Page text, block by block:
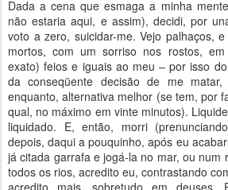
Dada a cena que esmaga a minha
não estaria aqui, e assim), decidi, por
voto a zero, suicidar-me. Vejo palhaços,
mortos, com um sorriso nos rostos,
exato) feios e iguais ao meu – por isso
da conseqüente decisão de me
enquanto, alternativa melhor (se tem, por
qual, no máximo em vinte minutos).
liquidado. E, então, morri
depois, daqui a pouquinho, após eu
já citada garrafa e jogá-la no mar, ou num
todos os rios, acredito eu, contrastando
acredito mais, sobretudo em deuses.